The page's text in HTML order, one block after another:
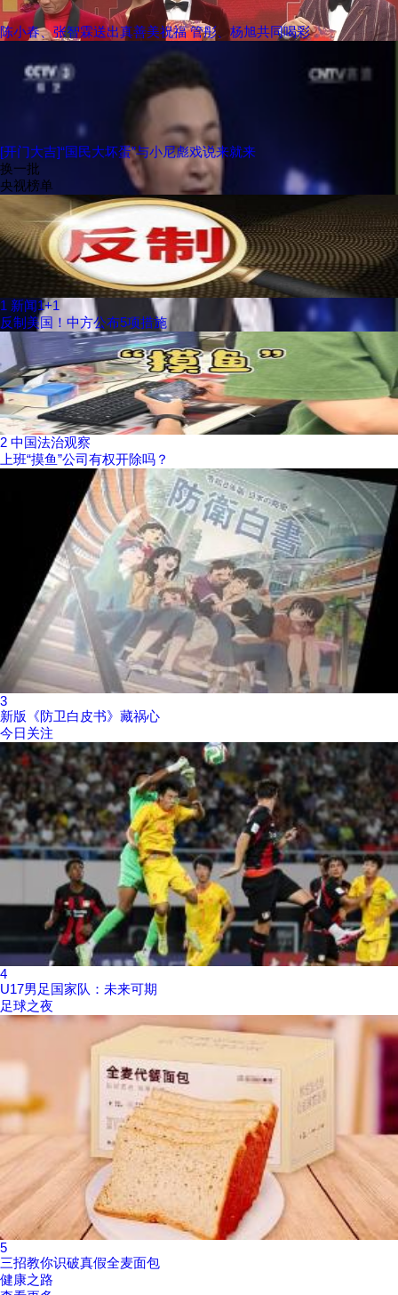
陈小春、张智霖送出真善美祝福 管彤、杨旭共同喝彩
[开门大吉]“国民大坏蛋”与小尼彪戏说来就来
换一批
央视榜单
1 新闻1+1
反制美国！中方公布5项措施
2 中国法治观察
上班“摸鱼”公司有权开除吗？
3
新版《防卫白皮书》藏祸心
今日关注
4
U17男足国家队：未来可期
足球之夜
5
三招教你识破真假全麦面包
健康之路